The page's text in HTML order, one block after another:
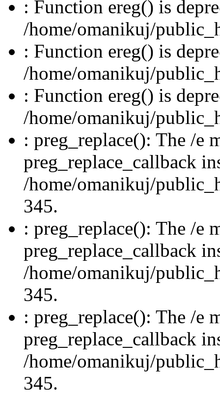
: Function ereg() is
/home/omanikuj/
: Function ereg() is
/home/omanikuj/
: Function ereg() is
/home/omanikuj/
: preg_replace(): The /e
preg_replace_callback
/home/omanikuj/
345.
: preg_replace(): The /e
preg_replace_callback
/home/omanikuj/
345.
: preg_replace(): The /e
preg_replace_callback
/home/omanikuj/
345.